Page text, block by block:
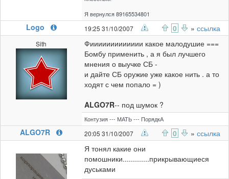
Я вернулся 89165534801
Logo 19:25 31/10/2007 0 » ссылка
Sith
Фиииииииииииии какое малодушие ===
Бомбу применить , а я был лучшего
мнения о выучке СБ -
и дайте СБ оружие уже какое нить . а то
ходят с чем попало = )
ALGO7R-- под шумок ?
Контузия --- МАТЬ --- ПорядкА
ALGO7R 20:05 31/10/2007 0 » ссылка
Я тонял какие они
помошники.............прикрывающиеся
дуськами